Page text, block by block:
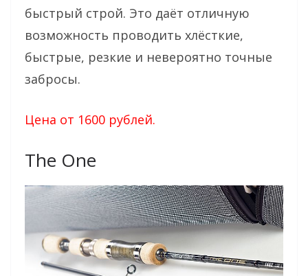
быстрый строй. Это даёт отличную
возможность проводить хлёсткие,
быстрые, резкие и невероятно точные
забросы.
Цена от 1600 рублей.
The One